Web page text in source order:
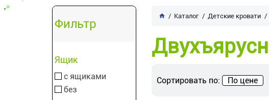
Фильтр
Ящик
с ящиками
без
Каталог Детские кровати
Сортировать по: По цене